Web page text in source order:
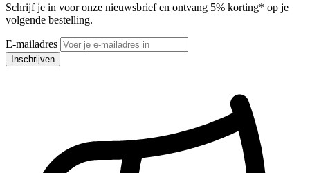
Schrijf je in voor onze nieuwsbrief en ontvang 5% korting* op je
volgende bestelling.
E-mailadres
Inschrijven